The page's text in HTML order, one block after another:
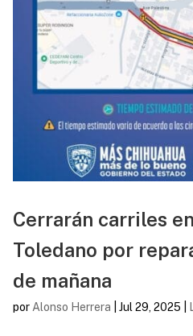
Cerrarán carriles
Toledano por
de mañana
por Alonso Herrera Jul 29, 2025